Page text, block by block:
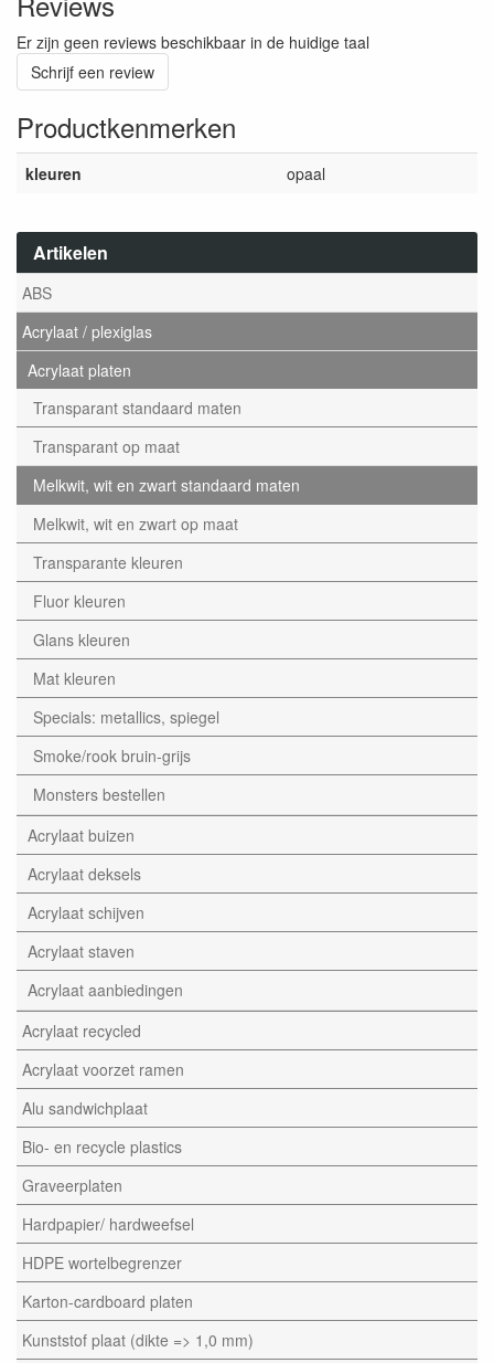
Artikelen
ABS
Acrylaat / plexiglas
Acrylaat platen
Transparant standaard maten
Transparant op maat
Melkwit, wit en zwart standaard maten
Melkwit, wit en zwart op maat
Transparante kleuren
Fluor kleuren
Glans kleuren
Mat kleuren
Specials: metallics, spiegel
Smoke/rook bruin-grijs
Monsters bestellen
Acrylaat buizen
Acrylaat deksels
Acrylaat schijven
Acrylaat staven
Acrylaat aanbiedingen
Acrylaat recycled
Acrylaat voorzet ramen
Alu sandwichplaat
Bio- en recycle plastics
Graveerplaten
Hardpapier/ hardweefsel
HDPE wortelbegrenzer
Karton-cardboard platen
Kunststof plaat (dikte => 1,0 mm)
Er zijn geen reviews beschikbaar in de huidige taal
Schrijf een review
Productkenmerken
kleuren opaal